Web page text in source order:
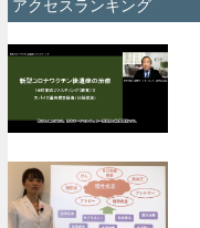
アクセスランキング